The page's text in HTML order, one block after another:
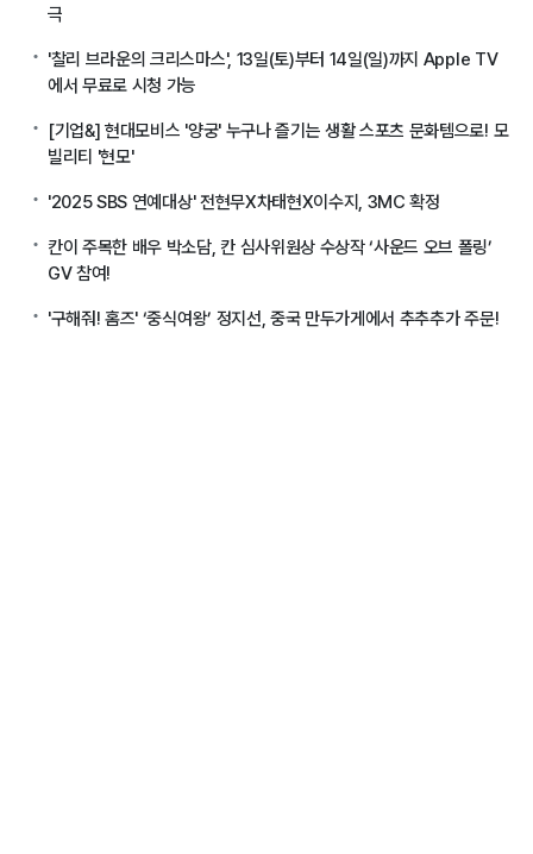
극
'찰리 브라운의 크리스마스', 13일(토)부터 14일(일)까지 Apple TV
에서 무료로 시청 가능
[기업&] 현대모비스 '양궁' 누구나 즐기는 생활 스포츠 문화템으로! 모
빌리티 '현모'
'2025 SBS 연예대상' 전현무X차태현X이수지, 3MC 확정
칸이 주목한 배우 박소담, 칸 심사위원상 수상작 ‘사운드 오브 폴링’
GV 참여!
'구해줘! 홈즈' ‘중식여왕’ 정지선, 중국 만두가게에서 추추추가 주문!